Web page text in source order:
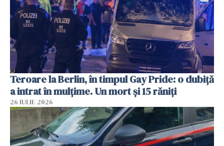
Teroare la Berlin, în timpul Gay Pride: o dubiță
a intrat în mulțime. Un mort și 15 răniți
26 IULIE 2026